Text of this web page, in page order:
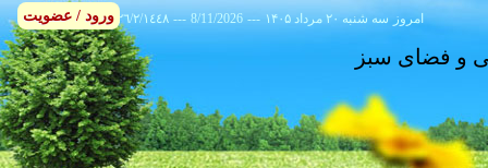
٢٦/٢/١٤٤٨ --- 8/11/2026 --- ۱۴۰۵ سه شنبه ۲۰ مرداد امروز
و فضای سبز
ورود / عضویت